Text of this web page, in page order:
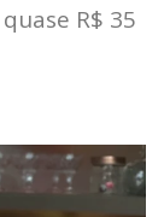
R$ 35